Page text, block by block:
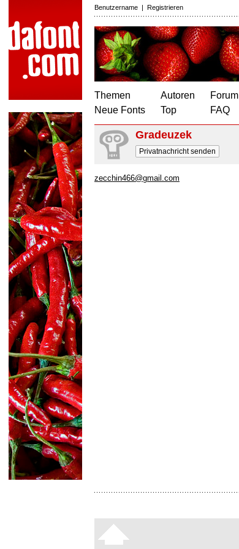
Benutzername | Registrieren
Themen
Neue Fonts
Autoren
Top
Forum
FAQ
Gradeuzek
Privatnachricht senden
zecchin466@gmail.com